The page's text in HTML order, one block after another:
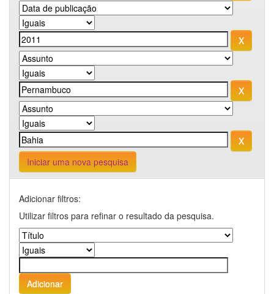
Iniciar uma nova pesquisa
Adicionar filtros:
Utilizar filtros para refinar o resultado da pesquisa.